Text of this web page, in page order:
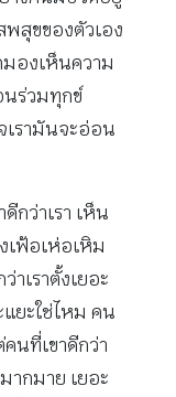
สุขของตัวเอง
องเห็นความ
นร่วมทุกข์
เรามันจะอ่อน
กว่าเรา เห็น
เฟ้อเห่อเหิม
าเราตั้งเยอะ
แยะใช่ไหม คน
นที่เขาดีกว่า
ากมาย เยอะ